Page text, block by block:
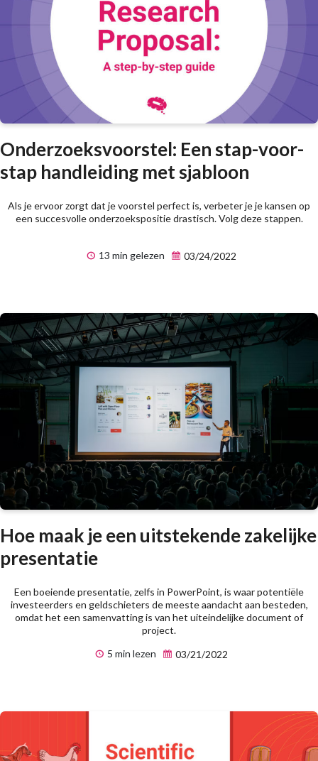
Onderzoeksvoorstel: Een stap-voor-
stap handleiding met sjabloon
Als je ervoor zorgt dat je voorstel perfect is, verbeter je je kansen op
een succesvolle onderzoekspositie drastisch. Volg deze stappen.
13 min gelezen 03/24/2022
Hoe maak je een uitstekende zakelijke
presentatie
Een boeiende presentatie, zelfs in PowerPoint, is waar potentiële
investeerders en geldschieters de meeste aandacht aan besteden,
omdat het een samenvatting is van het uiteindelijke document of
project.
5 min lezen
03/21/2022